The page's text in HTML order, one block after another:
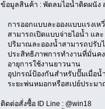
ข้อมูลสินค้า : พัดลมไอน้ำติดผนัง
การออกแบบละอองแบบเเรงเ
สามารถเปิดแบบจ่ายไอน้ำ และ
ปริมาณละอองน้ำสามารถปรับ
ประสิทธิภาพการทำงานที่มั่นคง
อายุการใช้งานยาวนาน
อุปกรณ์ป้องกันสำหรับปั๊มเมื่อน้
ระยะพ่นหมอกหรือสเปย์ประมา
ติดต่อสั่งซื้อ ID Line : @win18